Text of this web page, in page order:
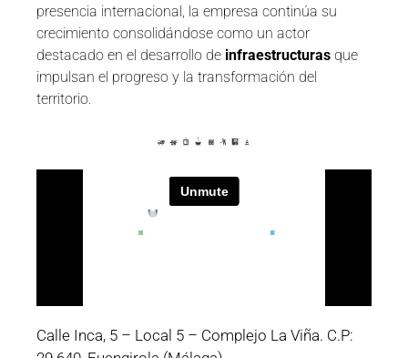
presencia internacional, la empresa continúa su
crecimiento consolidándose como un actor
destacado en el desarrollo de infraestructuras que
impulsan el progreso y la transformación del
territorio.
Calle Inca, 5 – Local 5 – Complejo La Viña. C.P: